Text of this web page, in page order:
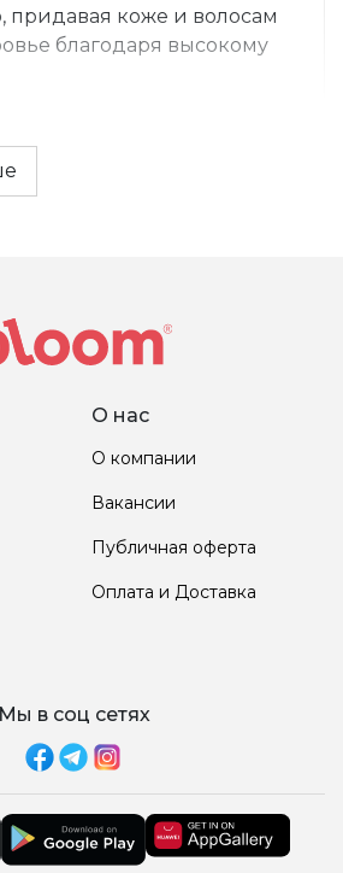
придавая коже и волосам
благодаря высокому
О нас
О компании
Вакансии
Публичная оферта
Оплата и Доставка
Мы в соц сетях